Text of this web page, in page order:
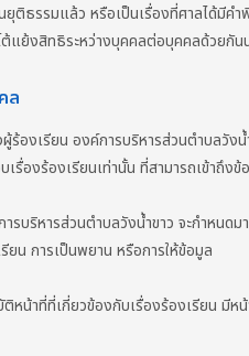
ยุติธรรมแล้ว หรือเป็นเรื่องที่ศาลได้มีค
แย้งสิทธิระหว่างบุคคลต่อบุคคลด้วยกั
ล
องเรียน องค์การบริหารส่วนตำบลวังน้
เรื่องร้องเรียนเท่านั้น ที่สามารถเข้าถึง
บริหารส่วนตำบลวังน้ำขาว จะกำหนด
ยน การเป็นพยาน หรือการให้ข้อมูล
น้าที่ที่เกี่ยวข้องกับเรื่องร้องเรียน มีห